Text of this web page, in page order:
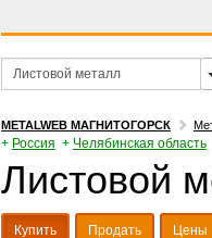
METALWEB МАГНИТОГОРСК
+ Россия + Челябинская область
Листовой
Купить Продать Цены